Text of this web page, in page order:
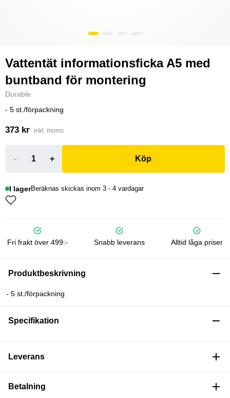
Vattentät informationsficka A5 med
buntband för montering
Durable
- 5 st./förpackning
373 kr inkl. moms
- + Köp
I lagerBeräknas skickas inom 3 - 4 vardagar
Fri frakt över 499:- Snabb leverans Alltid låga priser
Produktbeskrivning
- 5 st./förpackning
Specifikation
Leverans
Betalning